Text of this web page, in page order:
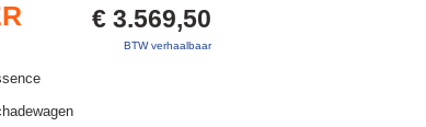
€ 3.569,50
BTW verhaalbaar